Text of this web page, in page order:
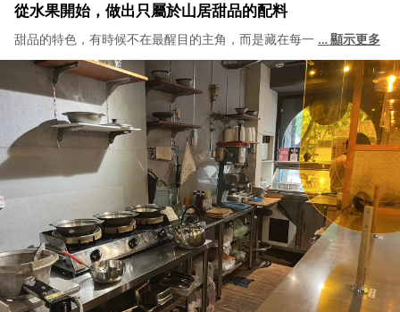
從水果開始，做出只屬於山居甜品的配料
甜品的特色，有時候不在最醒目的主角，而是藏在每一 …顯示更多